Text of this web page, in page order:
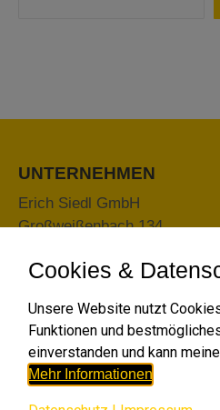
UNTERNEHMEN
Erich Siedl GmbH
Großweißenbach 134
T: 0664 4329612
Cookies &
Unsere Website nutzt
Funktionen und
einverstanden und kann
Mehr Informationen